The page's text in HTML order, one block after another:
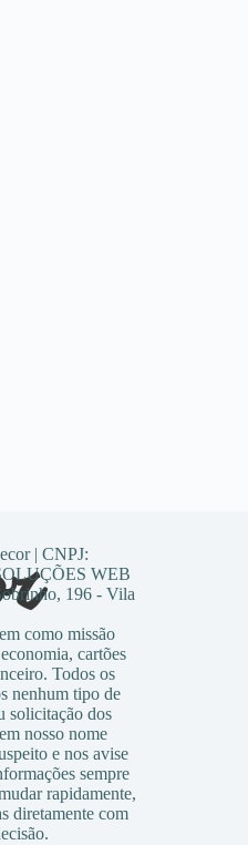
| CNPJ:
WEB
196 - Vila
como missão
cartões
Todos os
nenhum tipo de
solicitação dos
nosso nome
e nos avise
sempre
rapidamente,
diretamente com